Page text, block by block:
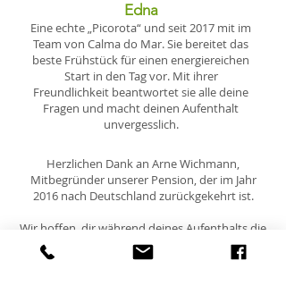
Edna
Eine echte „Picorota“ und seit 2017 mit im
Team von Calma do Mar. Sie bereitet das
beste Frühstück für einen energiereichen
Start in den Tag vor. Mit ihrer
Freundlichkeit beantwortet sie alle deine
Fragen und macht deinen Aufenthalt
unvergesslich.
Herzlichen Dank an Arne Wichmann,
Mitbegründer unserer Pension, der im Jahr
2016 nach Deutschland zurückgekehrt ist.
Wir hoffen, dir während deines Aufenthalts die
gleiche Magie der Insel näher zu bringen!